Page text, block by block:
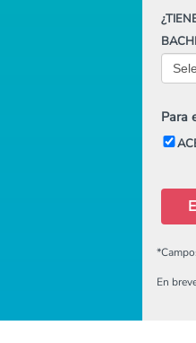
Para
*
En